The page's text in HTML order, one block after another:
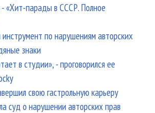
- «Хит-парады в СССР. Полное
по нарушениям авторских
знаки
в студии», - проговорился ее
свою гастрольную карьеру
суд о нарушении авторских прав